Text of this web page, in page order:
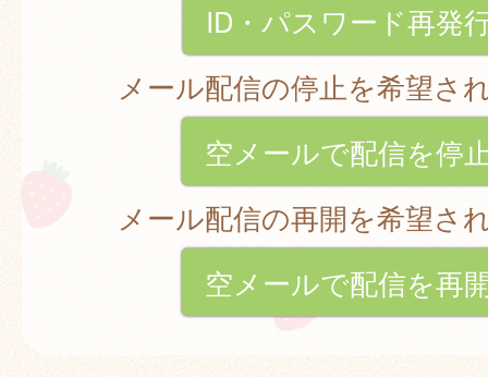
ID・パスワード再発
メール配信の停止を希望さ
空メールで配信を停
メール配信の再開を希望さ
空メールで配信を再